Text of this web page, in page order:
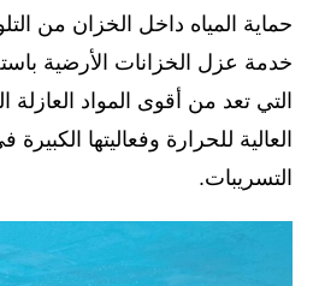
حماية المياه داخل الخزان من
خدمة عزل الخزانات الأرضية
التي تعد من أقوى المواد العازلة
العالية للحرارة وفعاليتها
التسريبات.